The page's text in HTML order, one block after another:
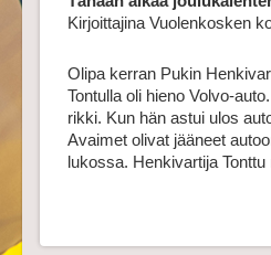
Kirjoittajina Vuolenkosken
Olipa kerran Pukin
Tontulla oli hieno Volvo-
rikki. Kun hän astui ulos
Avaimet olivat jääneet
lukossa. Henkivartija